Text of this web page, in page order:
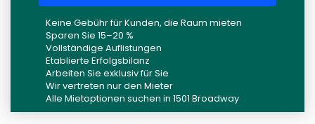
Keine Gebühr für Kunden, die Raum mieten
Sparen Sie 15–20 %
Vollständige Auflistungen
Etablierte Erfolgsbilanz
Arbeiten Sie exklusiv für Sie
Wir vertreten nur den Mieter
Alle Mietoptionen suchen in 1501 Broadway